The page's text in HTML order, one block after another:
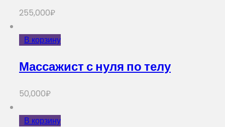
255,000₽
В корзину
Массажист с нуля по телу
50,000₽
В корзину